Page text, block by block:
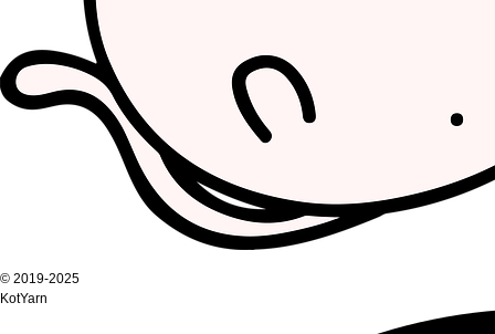
© 2019-2025
KotYarn